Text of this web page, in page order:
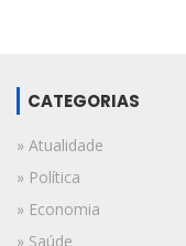
CATEGORIAS
» Atualidade
» Política
» Economia
» Saúde